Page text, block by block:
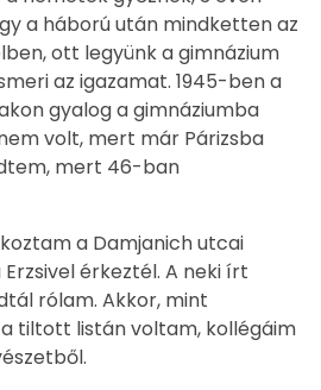
a háború után mindketten az
ott legyünk a gimnázium
az igazamat. 1945-ben a
gyalog a gimnáziumba
volt, mert már Párizsba
mert 46-ban
a Damjanich utcai
érkeztél. A neki írt
rólam. Akkor, mint
tiltott listán voltam, kollégáim